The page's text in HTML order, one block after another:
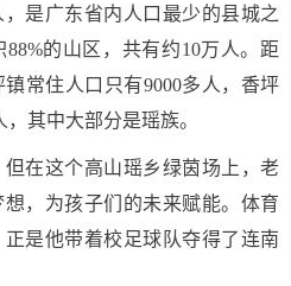
是广东省内人口最少的县城之
的山区，共有约10万人。距
常住人口只有9000多人，香坪
其中大部分是瑶族。
在这个高山瑶乡绿茵场上，老
，为孩子们的未来赋能。体育
是他带着校足球队夺得了连南